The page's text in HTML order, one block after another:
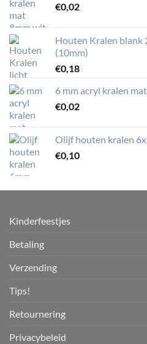
€0,02
Houten Kralen blank
(10mm)
€0,18
6 mm acryl kralen
€0,02
Olijf houten kralen
€0,10
Kinderfeestjes
Betaling
Verzending
Tips!
Retournering
Privacybeleid